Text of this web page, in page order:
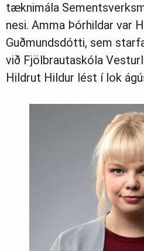
tækni­mála
nesi. Amma Þórhildar var
Guðmundsdótti, sem
við Fjölbrautaskóla
Hildrut Hildur lést í lok